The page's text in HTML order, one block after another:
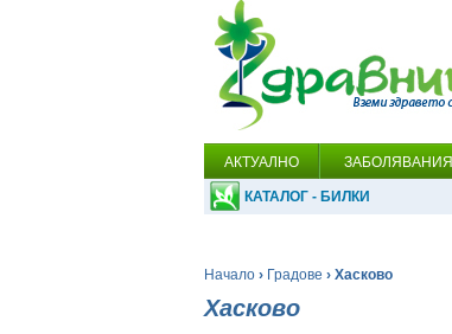
АКТУАЛНО ЗАБОЛЯВАНИЯ
КАТАЛОГ - БИЛКИ
Начало › Градове › Хасково
Хасково